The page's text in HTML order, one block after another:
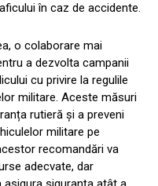
în caz de accidente.
o colaborare mai
a dezvolta campanii
cu privire la regulile
militare. Aceste măsuri
rutieră și a preveni
militare pe
recomandări va
adecvate, dar